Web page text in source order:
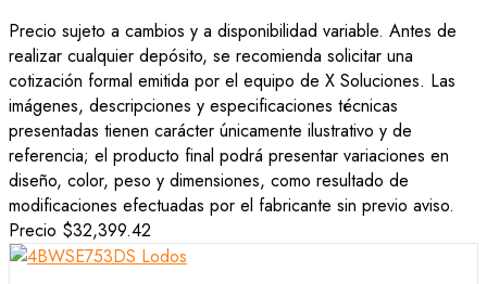
Precio sujeto a cambios y a disponibilidad variable. Antes de
realizar cualquier depósito, se recomienda solicitar una
cotización formal emitida por el equipo de X Soluciones. Las
imágenes, descripciones y especificaciones técnicas
presentadas tienen carácter únicamente ilustrativo y de
referencia; el producto final podrá presentar variaciones en
diseño, color, peso y dimensiones, como resultado de
modificaciones efectuadas por el fabricante sin previo aviso.
Precio $32,399.42